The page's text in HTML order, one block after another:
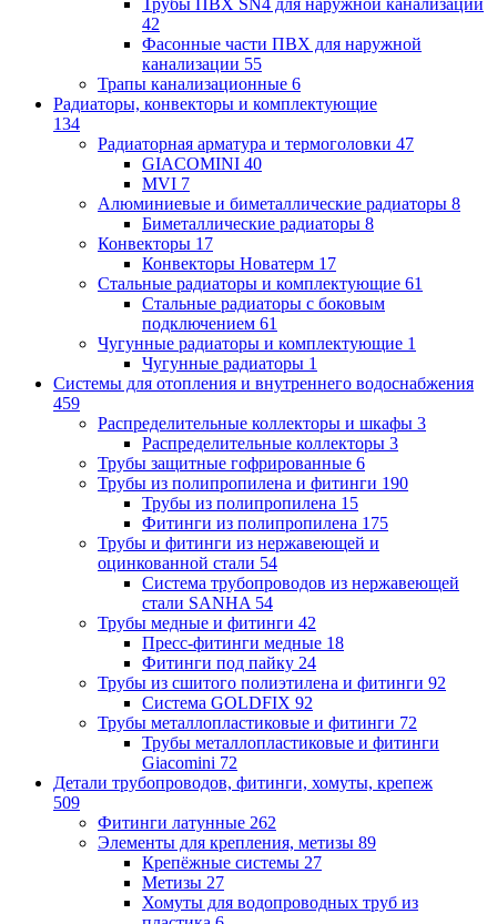
42
Фасонные части ПВХ для наружной
канализации 55
Трапы канализационные 6
Радиаторы, конвекторы и комплектующие
134
Радиаторная арматура и термоголовки 47
GIACOMINI 40
MVI 7
Алюминиевые и биметаллические радиаторы 8
Биметаллические радиаторы 8
Конвекторы 17
Конвекторы Новатерм 17
Стальные радиаторы и комплектующие 61
Стальные радиаторы с боковым
подключением 61
Чугунные радиаторы и комплектующие 1
Чугунные радиаторы 1
Системы для отопления и внутреннего водоснабжения
459
Распределительные коллекторы и шкафы 3
Распределительные коллекторы 3
Трубы защитные гофрированные 6
Трубы из полипропилена и фитинги 190
Трубы из полипропилена 15
Фитинги из полипропилена 175
Трубы и фитинги из нержавеющей и
оцинкованной стали 54
Система трубопроводов из нержавеющей
стали SANHA 54
Трубы медные и фитинги 42
Пресс-фитинги медные 18
Фитинги под пайку 24
Трубы из сшитого полиэтилена и фитинги 92
Система GOLDFIX 92
Трубы металлопластиковые и фитинги 72
Трубы металлопластиковые и фитинги
Giacomini 72
Детали трубопроводов, фитинги, хомуты, крепеж
509
Фитинги латунные 262
Элементы для крепления, метизы 89
Крепёжные системы 27
Метизы 27
Хомуты для водопроводных труб из